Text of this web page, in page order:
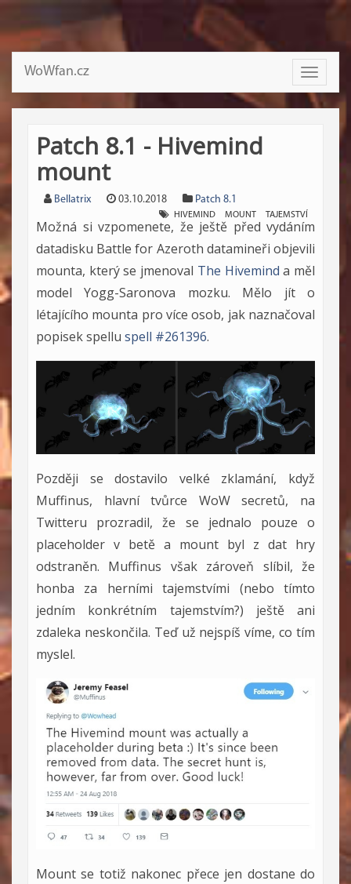
Toggle
WoWfan.cz
Patch 8.1 - Hivemind
mount
Bellatrix 03.10.2018 Patch 8.1
HIVEMIND MOUNT TAJEMSTVÍ
Možná si vzpomenete, že ještě před vydáním
datadisku Battle for Azeroth datamineři objevili
mounta, který se jmenoval The Hivemind a měl
model Yogg-Saronova mozku. Mělo jít o
létajícího mounta pro více osob, jak naznačoval
popisek spellu spell #261396.
Později se dostavilo velké zklamání, když
Muffinus, hlavní tvůrce WoW secretů, na
Twitteru prozradil, že se jednalo pouze o
placeholder v betě a mount byl z dat hry
odstraněn. Muffinus však zároveň slíbil, že
honba za herními tajemstvími (nebo tímto
jedním konkrétním tajemstvím?) ještě ani
zdaleka neskončila. Teď už nejspíš víme, co tím
myslel.
Mount se totiž nakonec přece jen dostane do